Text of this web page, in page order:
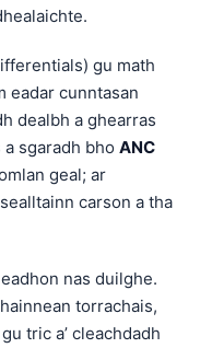
gu math
eadar cunntasan
dealbh a ghearras
sgaradh bho ANC
geal; ar
sealltainn carson a tha
nas duilghe.
torrachais,
tric a’ cleachdadh